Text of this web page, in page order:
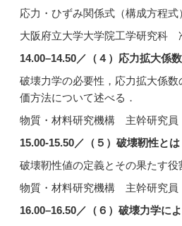
応力・ひずみ関係式（構成方程
大阪府立大学大学院工学研究科
14.00–14.50／（４）応力拡大係
破壊力学の必要性，応力拡大係
価方法について述べる．
物質・材料研究機構 主幹研究
15.00-15.50／（５）破壊靭性とは
破壊靭性値の定義とその果たす
物質・材料研究機構 主幹研究
16.00–16.50／（６）破壊力学に